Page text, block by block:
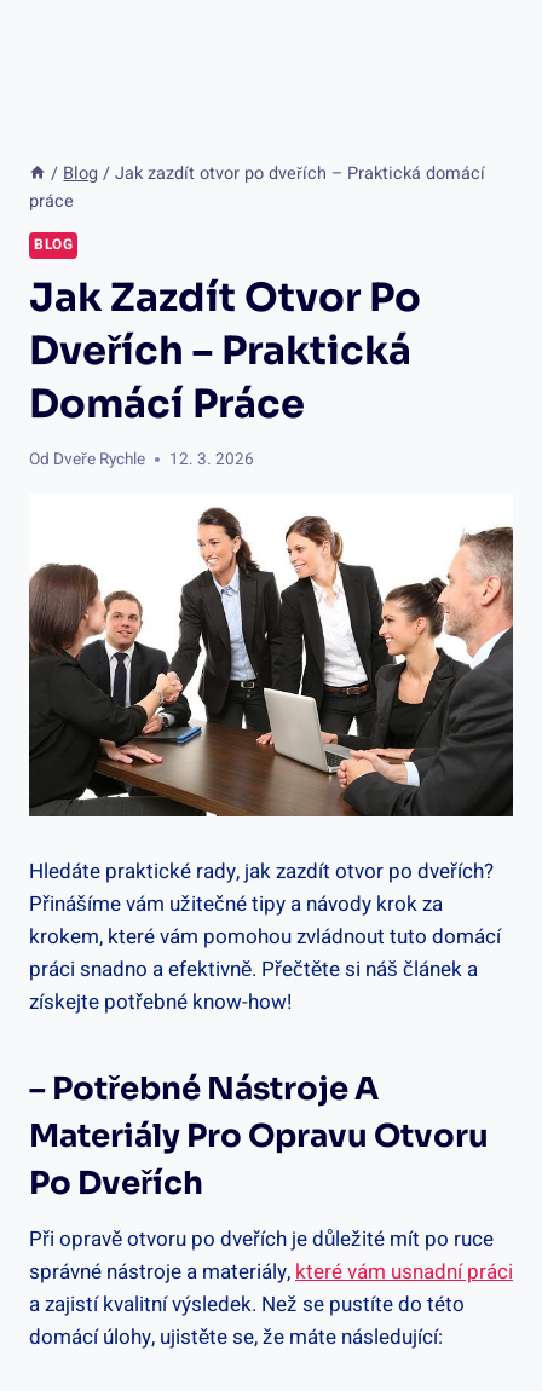
/ Blog / Jak zazdít otvor po dveřích – Praktická domácí
práce
BLOG
Jak Zazdít Otvor Po
Dveřích – Praktická
Domácí Práce
Od Dveře Rychle 12. 3. 2026
Hledáte praktické rady, jak zazdít‍ otvor po dveřích?
‍Přinášíme⁣ vám ⁤užitečné tipy⁢ a návody krok‍ za⁢
krokem,‍ které ​vám pomohou ‍zvládnout ​tuto domácí
práci snadno ​a‌ efektivně. Přečtěte si náš článek a
‌získejte potřebné know-how!
– Potřebné Nástroje A
Materiály ‍pro‌ Opravu Otvoru
Po⁤ Dveřích
Při opravě otvoru⁣ po dveřích je důležité mít po​ ruce⁤
správné nástroje a materiály, které vám usnadní‌ práci
‍a ‌zajistí⁢ kvalitní výsledek. Než se pustíte ‌do ‍této
⁤domácí úlohy, ujistěte se, že⁣ máte ⁤následující: